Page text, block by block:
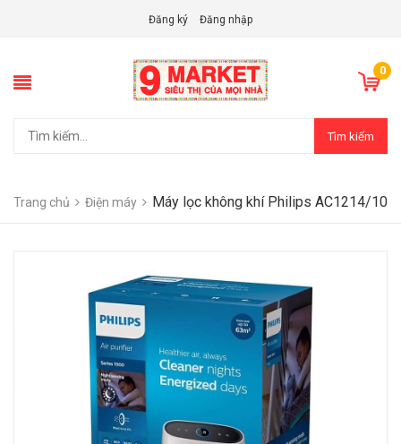
Đăng ký Đăng nhập
0
Tìm kiếm
Trang chủ Điện máy Máy lọc không khí Philips AC1214/10